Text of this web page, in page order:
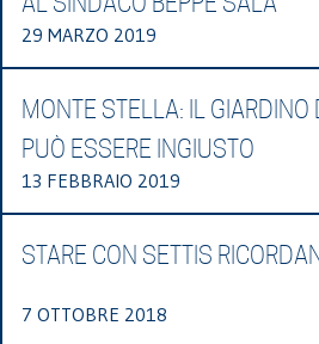
29 MARZO 2019
MONTE STELLA: IL GIARDINO
PUÒ ESSERE INGIUSTO
13 FEBBRAIO 2019
STARE CON SETTIS
7 OTTOBRE 2018